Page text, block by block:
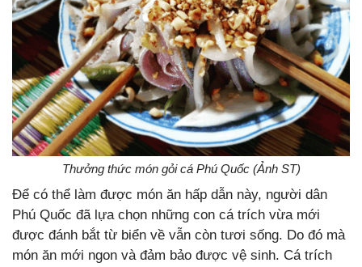
Thưởng thức món gỏi cá Phú Quốc (Ảnh ST)
Để có thể làm được món ăn hấp dẫn này, người dân
Phú Quốc đã lựa chọn những con cá trích vừa mới
được đánh bắt từ biển về vẫn còn tươi sống. Do đó mà
món ăn mới ngon và đảm bảo được vệ sinh. Cá trích